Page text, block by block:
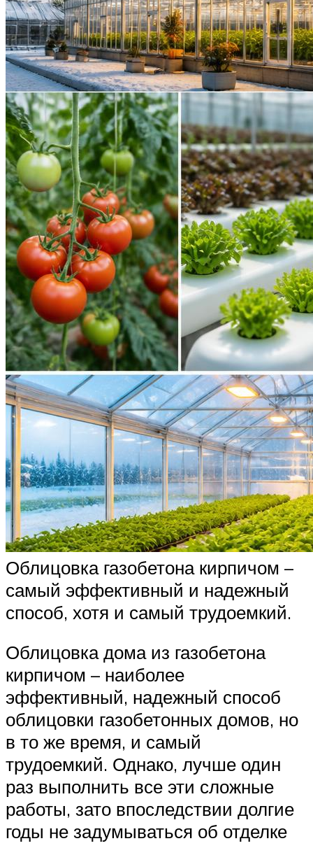
Облицовка газобетона кирпичом –
самый эффективный и надежный
способ, хотя и самый трудоемкий.
Облицовка дома из газобетона
кирпичом – наиболее
эффективный, надежный способ
облицовки газобетонных домов, но
в то же время, и самый
трудоемкий. Однако, лучше один
раз выполнить все эти сложные
работы, зато впоследствии долгие
годы не задумываться об отделке